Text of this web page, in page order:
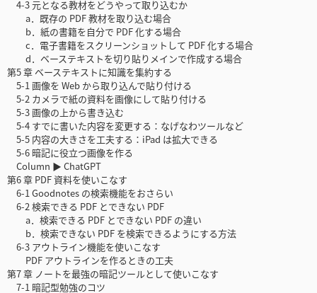
4-3 元となる教材をどうやって取り込むか
a．既存の PDF 教材を取り込む場合
b．紙の書籍を自分で PDF 化する場合
c．電子書籍をスクリーンショットして PDF 化する場合
d．ベーステキストを切り貼りメインで作成する場合
第5 章 ベーステキストに知識を集約する
5-1 画像を Web から取り込んで貼り付ける
5-2 カメラで紙の資料を画像にして貼り付ける
5-3 画像の上から書き込む
5-4 すでに書いた内容を変更する：なげなわツールなど
5-5 内容の大きさを工夫する：iPad は拡大できる
5-6 暗記に役立つ画像を作る
Column ▶ ChatGPT
第6 章 PDF 資料を使いこなす
6-1 Goodnotes の検索機能をおさらい
6-2 検索できる PDF とできない PDF
a．検索できる PDF とできない PDF の違い
b．検索できない PDF を検索できるようにする方法
6-3 アウトライン機能を使いこなす
PDF アウトラインを作るときの工夫
第7 章 ノートを最強の暗記ツールとして使いこなす
7-1 暗記型勉強のコツ